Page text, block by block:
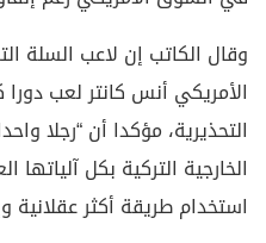
وقال الكاتب إن لاعب السلة
الأمريكي أنس كانتر لعب
التحذيرية، مؤكدا أن “رجلا
الخارجية التركية بكل آلياتها
استخدام طريقة أكثر عقلانية